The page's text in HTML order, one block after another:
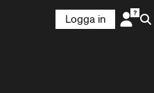
Logga in